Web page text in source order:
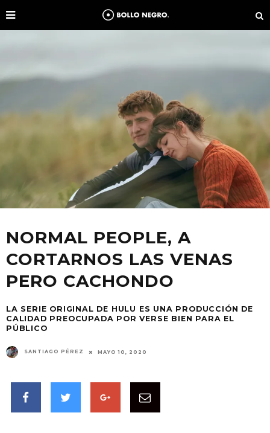
NORMAL PEOPLE, A
CORTARNOS LAS VENAS
PERO CACHONDO
LA SERIE ORIGINAL DE HULU ES UNA PRODUCCIÓN DE
CALIDAD PREOCUPADA POR VERSE BIEN PARA EL
PÚBLICO
SANTIAGO PÉREZ MAYO 10, 2020